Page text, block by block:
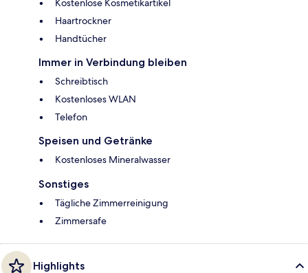
Kostenlose Kosmetikartikel
Haartrockner
Handtücher
Immer in Verbindung bleiben
Schreibtisch
Kostenloses WLAN
Telefon
Speisen und Getränke
Kostenloses Mineralwasser
Sonstiges
Tägliche Zimmerreinigung
Zimmersafe
Highlights